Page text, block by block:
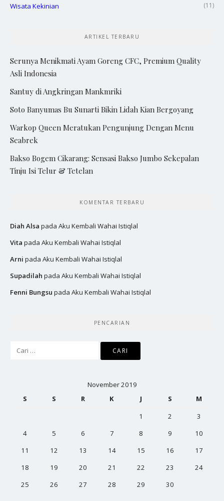
Wisata Kekinian (11)
ARTIKEL TERBARU
Serunya Menikmati Ayam Goreng CFC, Premium Quality
Asli Indonesia
Santuy di Angkringan Mankmriki
Soto Banyumas Bu Sunarti Bikin Lidah Kian Bergoyang
Warkop Queen Meratukan Pengunjung Dengan Menu
Seabrek
Bakso Bogem Cikarang: Sensasi Bakso Jumbo Sekepalan
Tinju Isi Telur & Tetelan
KOMENTAR TERBARU
Diah Alsa pada Aku Kembali Wahai Istiqlal
Vita pada Aku Kembali Wahai Istiqlal
Arni pada Aku Kembali Wahai Istiqlal
Supadilah pada Aku Kembali Wahai Istiqlal
Fenni Bungsu pada Aku Kembali Wahai Istiqlal
PENCARIAN
November 2019
S
S R K J S
M
1
2
3
4
5 6 7 8 9
10
11
12 13 14 15 16
17
18
19 20 21 22 23
24
25
26 27 28 29 30